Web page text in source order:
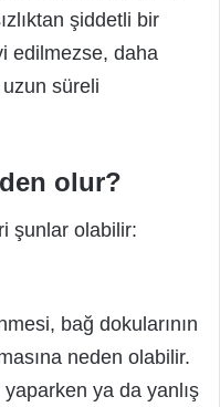
şiddetli bir
edilmezse, daha
süreli
olur?
şunlar olabilir:
bağ dokularının
neden olabilir.
ya da yanlış